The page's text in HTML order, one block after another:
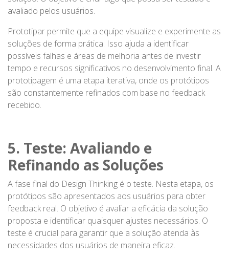
avaliado pelos usuários.
Prototipar permite que a equipe visualize e experimente as
soluções de forma prática. Isso ajuda a identificar
possíveis falhas e áreas de melhoria antes de investir
tempo e recursos significativos no desenvolvimento final. A
prototipagem é uma etapa iterativa, onde os protótipos
são constantemente refinados com base no feedback
recebido.
5. Teste: Avaliando e
Refinando as Soluções
A fase final do Design Thinking é o teste. Nesta etapa, os
protótipos são apresentados aos usuários para obter
feedback real. O objetivo é avaliar a eficácia da solução
proposta e identificar quaisquer ajustes necessários. O
teste é crucial para garantir que a solução atenda às
necessidades dos usuários de maneira eficaz.